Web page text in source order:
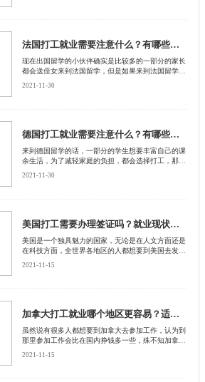
法国打工就业需要注意什么？有哪些需要注意的？
​现在出国留学的小伙伴确实是比较多的一部分的家长
都会送侄女来到法国留学，但是如果来到法国留学的
2021-11-30
德国打工就业需要注意什么？有哪些需要注意的？
来到德国留学的话，一部分的学生想要丰富自己的课
余生活，为了减轻家庭的负担，都会选择打工，那么
2021-11-30
美国打工需要办理签证吗？就业现状怎么样？
美国是一个独具魅力的国家，无论是在人文方面还是
在科技方面，全世界各地区的人都想要到美国去发
2021-11-15
加拿大打工就业哪个地区更容易？适合什么人？
虽然说有很多人都想要到加拿大去参加工作，认为到
那里参加工作会比在国内挣钱多一些，殊不知加拿大
2021-11-15